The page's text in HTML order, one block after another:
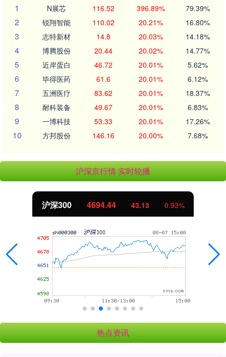
1
N展芯 116.52 396.89% 79.39%
2 锐翔智能 110.02 20.21% 16.80%
3 志特新材 14.8 20.03% 14.18%
4 博腾股份 20.44 20.02% 14.77%
5 近岸蛋白 46.72 20.01% 5.62%
6 毕得医药 61.6 20.01% 6.12%
7 五洲医疗 83.62 20.01% 18.37%
8 耐科装备 49.67 20.01% 6.83%
9 一博科技 53.33 20.01% 17.26%
10 方邦股份 146.16 20.00% 7.68%
沪深京行情 实时轮播
沪深300 4694.44 43.13 0.93%
热点资讯